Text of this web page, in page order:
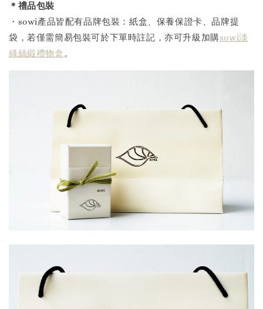
＊禮品包裝
・sowi產品皆配有品牌包裝：紙盒、保養保證卡、品牌提
袋，若僅需簡易包裝可於下單時註記，亦可升級加購sowi淡
綠絲緞禮物盒。